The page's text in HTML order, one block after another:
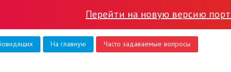
Перейти на новую версию
На главную Часто задаваемые вопросы